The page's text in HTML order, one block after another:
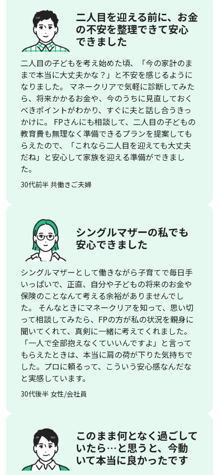
二人目を迎える前に、お金
の不安を整理できて安心
できました
二人目の子どもを考え始めた頃、「今の家計のま
まで本当に大丈夫かな？」と不安を感じるように
なりました。 マネークリアで気軽に診断してみた
ら、将来かかるお金や、今のうちに見直しておく
べきポイントがわかり、すぐに夫と話し合うきっ
かけに。 FPさんにも相談して、二人目の子どもの
教育費も無理なく準備できるプランを提案しても
らえたので、「これなら二人目を迎えても大丈夫
だね」と安心して家族を迎える準備ができまし
た。
30代前半 共働きご夫婦
シングルマザーの私でも
安心できました
シングルマザーとして働きながら子育てで毎日手
いっぱいで、正直、自分や子どもの将来のお金や
保険のことなんて考える余裕がありませんでし
た。 そんなときにマネークリアを知って、思い切
って相談してみたら、FPの方が私の状況を親身に
聞いてくれて、真剣に一緒に考えてくれました。
「一人で全部抱えなくていいんですよ」と言って
もらえたときは、本当に肩の荷が下りた気持ちで
した。プロに頼るって、こういう安心感なんだな
と実感しています。
30代後半 女性/会社員
このまま何となく過ごして
いたら…と思うと、今動
いて本当に良かったです